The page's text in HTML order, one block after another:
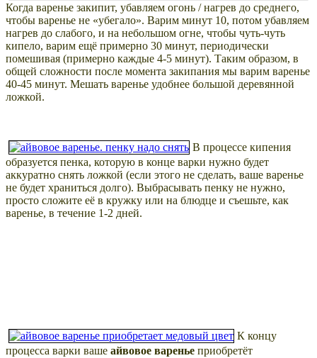
Когда варенье закипит, убавляем огонь / нагрев до среднего,
чтобы варенье не «убегало». Варим минут 10, потом убавляем
нагрев до слабого, и на небольшом огне, чтобы чуть-чуть
кипело, варим ещё примерно 30 минут, периодически
помешивая (примерно каждые 4-5 минут). Таким образом, в
общей сложности после момента закипания мы варим варенье
40-45 минут. Мешать варенье удобнее большой деревянной
ложкой.
В процессе кипения
образуется пенка, которую в конце варки нужно будет
аккуратно снять ложкой (если этого не сделать, ваше варенье
не будет храниться долго). Выбрасывать пенку не нужно,
просто сложите её в кружку или на блюдце и съешьте, как
варенье, в течение 1-2 дней.
К концу
процесса варки ваше айвовое варенье приобретёт